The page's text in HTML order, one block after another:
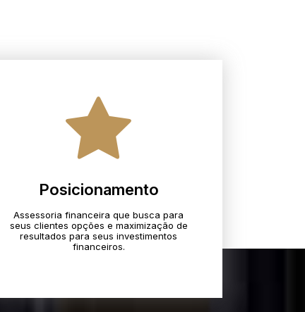
Posicionamento
Assessoria financeira que busca para
seus clientes opções e maximização de
resultados para seus investimentos
financeiros.